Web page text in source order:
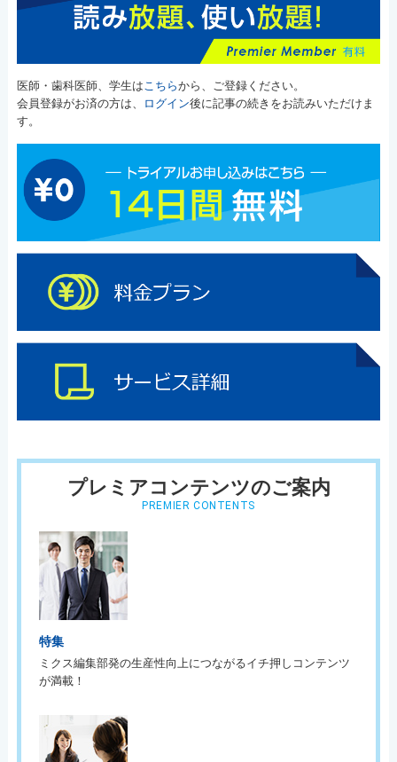
医師・歯科医師、学生はこちらから、ご登録ください。
会員登録がお済の方は、
ログイン後に記事の続きをお読みいただけま
す。
プレミアコンテンツのご案内
PREMIER CONTENTS
特集
ミクス編集部発の生産性向上につながるイチ押しコンテンツ
が満載！